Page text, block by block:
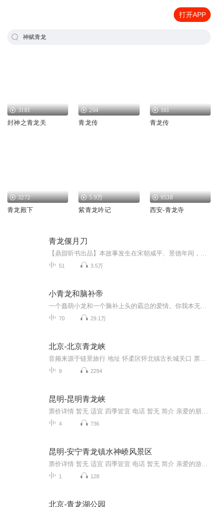
打开APP
神赋青龙
3181
封神之青龙关
204
青龙传
161
青龙传
3272
青龙殿下
5.9万
紫青龙吟记
9538
西安-青龙寺
青龙偃月刀
51 3.5万
小青龙和脑补帝
70 29.1万
北京-北京青龙峡
9 2294
昆明-昆明青龙峡
4 736
昆明-安宁青龙镇水神峤风景区
1 128
北京-青龙湖公园